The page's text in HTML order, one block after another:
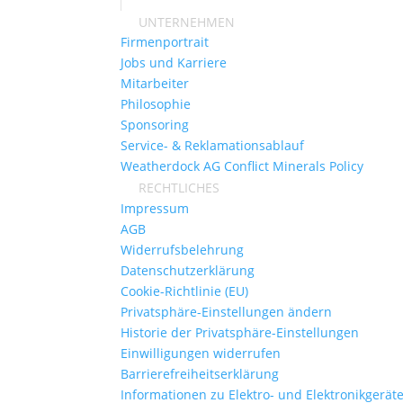
UNTERNEHMEN
Firmenportrait
Jobs und Karriere
Mitarbeiter
Philosophie
Sponsoring
Service- & Reklamationsablauf
Weatherdock AG Conflict Minerals Policy
RECHTLICHES
Impressum
AGB
Widerrufsbelehrung
Datenschutzerklärung
Cookie-Richtlinie (EU)
Privatsphäre-Einstellungen ändern
Historie der Privatsphäre-Einstellungen
Einwilligungen widerrufen
Barrierefreiheitserklärung
Informationen zu Elektro- und